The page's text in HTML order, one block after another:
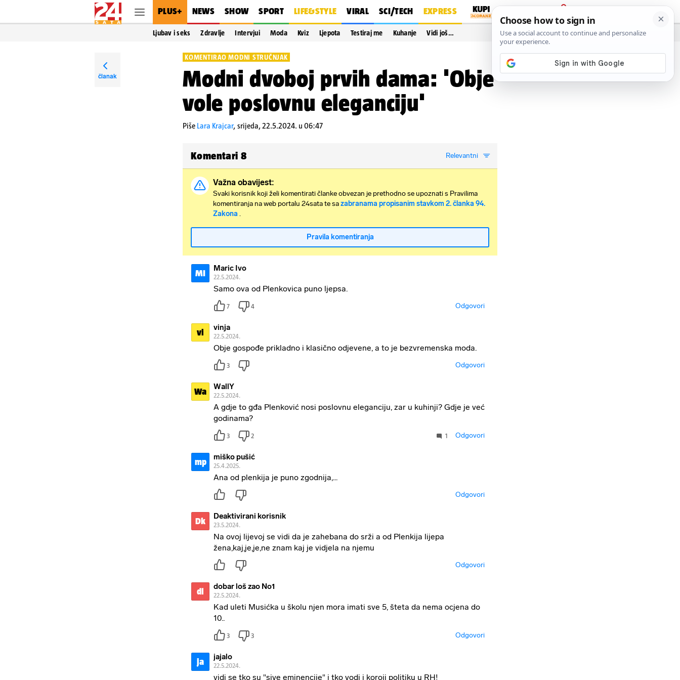
PLUS+ NEWS SHOW SPORT LIFE&STYLE VIRAL SCI/TECH EXPRESS
PRIJAVA
Ljubav i seks Zdravlje Intervjui Moda Kviz Ljepota Testiraj me Kuhanje Vidi još…
članak
KOMENTIRAO MODNI STRUČNJAK
Modni dvoboj prvih dama: 'Obje
vole poslovnu eleganciju'
Piše Lara Krajcar, srijeda, 22.5.2024. u 06:47
Komentari 8 Relevantni
Važna obavijest:
Svaki korisnik koji želi komentirati članke obvezan je prethodno se upoznati s Pravilima
komentiranja na web portalu 24sata te sazabranama propisanim stavkom 2. članka 94.
Zakona .
Pravila komentiranja
MI Maric Ivo
22.5.2024.
Samo ova od Plenkovica puno ljepsa.
7 4 Odgovori
vi vinja
22.5.2024.
Obje gospođe prikladno i klasično odjevene, a to je bezvremenska moda.
3 Odgovori
Wa WallY
22.5.2024.
A gdje to gđa Plenković nosi poslovnu eleganciju, zar u kuhinji? Gdje je već
godinama?
3 2 1 Odgovori
mp miško pušić
25.4.2025.
Ana od plenkija je puno zgodnija,...
Odgovori
Dk Deaktivirani korisnik
23.5.2024.
Na ovoj lijevoj se vidi da je zahebana do srži a od Plenkija lijepa
žena,kaj,je,je,ne znam kaj je vidjela na njemu
Odgovori
dl dobar loš zao No1
22.5.2024.
Kad uleti Musićka u školu njen mora imati sve 5, šteta da nema ocjena do
10..
3 3 Odgovori
ja jajalo
22.5.2024.
vidi se tko su "sive eminencije" i tko vodi i koroji politiku u RH!